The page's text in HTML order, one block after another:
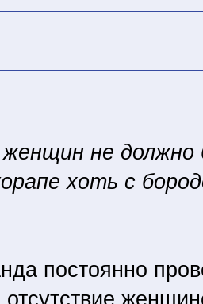
женщин не
хоть с
постоянно